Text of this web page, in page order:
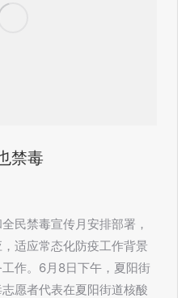
禁毒
民禁毒宣传月安排部署，
适应常态化防疫工作背景
作。6月8日下午，夏阳街
愿者代表在夏阳街道核酸